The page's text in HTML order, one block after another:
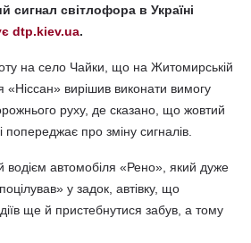
сигнал світлофора в Україні
dtp.kiev.ua.
на село Чайки, що на Житомирській
«Ніссан» вирішив виконати вимогу
руху, де сказано, що жовтий
попереджає про зміну сигналів.
автомобіля «Рено», який дуже
у задок, автівку, що
ще й пристебнутися забув, а тому